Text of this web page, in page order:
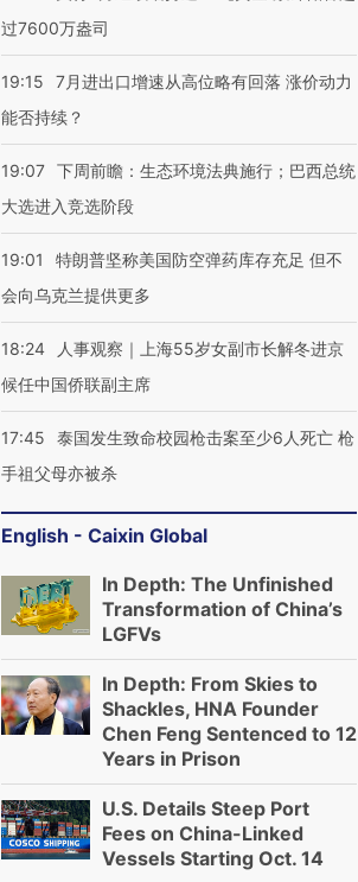
过7600万盎司
19:15
7月进出口增速从高位略有回落 涨价动力
能否持续？
19:07 下周前瞻：生态环境法典施行；巴西总统
大选进入竞选阶段
19:01
特朗普坚称美国防空弹药库存充足 但不
会向乌克兰提供更多
18:24
人事观察｜上海55岁女副市长解冬进京
候任中国侨联副主席
17:45
泰国发生致命校园枪击案至少6人死亡 枪
手祖父母亦被杀
English - Caixin Global
In Depth: The Unfinished
Transformation of China’s
LGFVs
In Depth: From Skies to
Shackles, HNA Founder
Chen Feng Sentenced to 12
Years in Prison
U.S. Details Steep Port
Fees on China-Linked
Vessels Starting Oct. 14